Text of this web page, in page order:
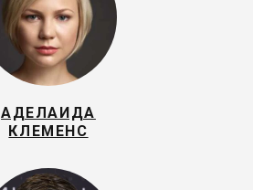
АДЕЛАИДА
КЛЕМЕНС